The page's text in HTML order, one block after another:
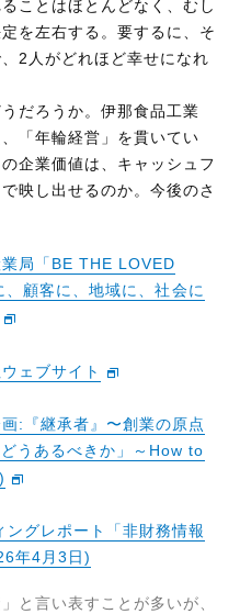
ことはほとんどなく、むし
を左右する。要するに、そ
2人がどれほど幸せになれ
だろうか。伊那食品工業
「年輪経営」を貫いてい
企業価値は、キャッシュフ
映し出せるのか。今後のさ
局「BE THE LOVED
顧客に、地域に、社会に
ェブサイト
:『継承者』〜創業の原点
うあるべきか」～How to
グレポート「非財務情報
年4月3日)
と言い表すことが多いが、